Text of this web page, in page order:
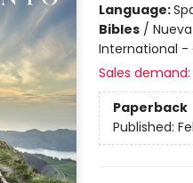
Language:
Bibles/
International -
Sales demand:
Paperback
Published: